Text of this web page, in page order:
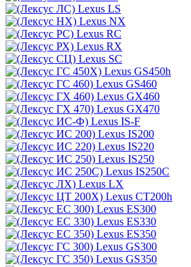
Lexus LS
Lexus NX
Lexus RC
Lexus RX
Lexus SC
Lexus GS450h
Lexus GS460
Lexus GX460
Lexus GX470
Lexus IS-F
Lexus IS200
Lexus IS220
Lexus IS250
Lexus IS250C
Lexus LX
Lexus CT200h
Lexus ES300
Lexus ES330
Lexus ES350
Lexus GS300
Lexus GS350